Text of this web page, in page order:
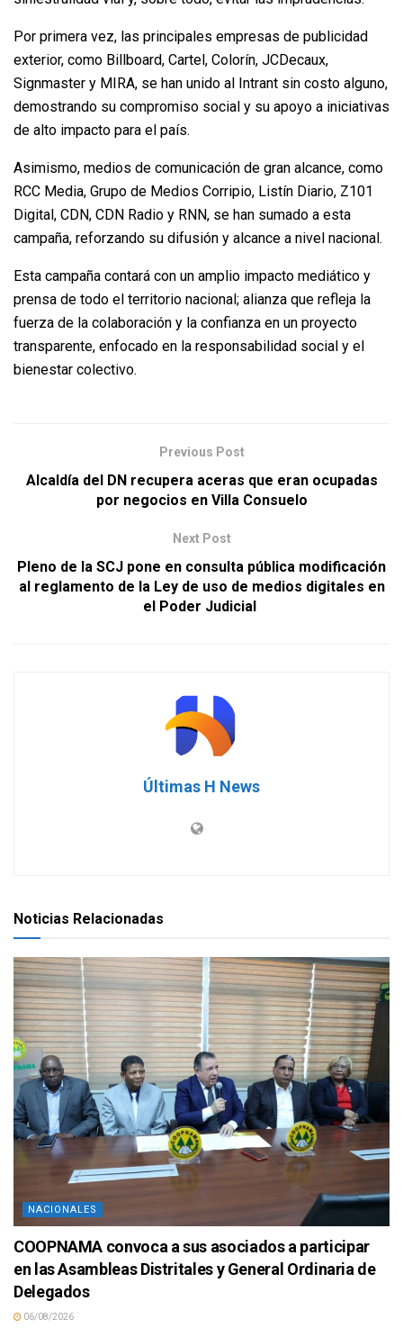
Por primera vez, las principales empresas de publicidad
exterior, como Billboard, Cartel, Colorín, JCDecaux,
Signmaster y MIRA, se han unido al Intrant sin costo alguno,
demostrando su compromiso social y su apoyo a iniciativas
de alto impacto para el país.
Asimismo, medios de comunicación de gran alcance, como
RCC Media, Grupo de Medios Corripio, Listín Diario, Z101
Digital, CDN, CDN Radio y RNN, se han sumado a esta
campaña, reforzando su difusión y alcance a nivel nacional.
Esta campaña contará con un amplio impacto mediático y
prensa de todo el territorio nacional; alianza que refleja la
fuerza de la colaboración y la confianza en un proyecto
transparente, enfocado en la responsabilidad social y el
bienestar colectivo.
Previous Post
Alcaldía del DN recupera aceras que eran ocupadas
por negocios en Villa Consuelo
Next Post
Pleno de la SCJ pone en consulta pública modificación
al reglamento de la Ley de uso de medios digitales en
el Poder Judicial
Últimas H News
Noticias Relacionadas
NACIONALES
COOPNAMA convoca a sus asociados a participar
en las Asambleas Distritales y General Ordinaria de
Delegados
06/08/2026